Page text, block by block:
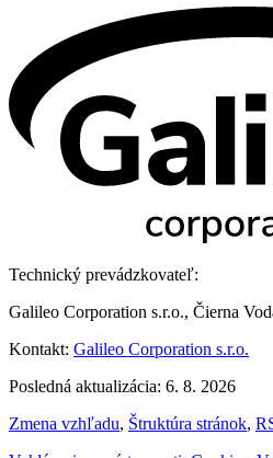
Technický prevádzkovateľ:
Galileo Corporation s.r.o., Čierna
Kontakt: Galileo Corporation s.r.o.
Posledná aktualizácia: 6. 8. 2026
Zmena vzhľadu, Štruktúra stránok,